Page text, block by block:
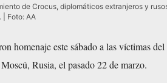
de Crocus, diplomáticos extranjeros y
| Foto: AA
homenaje este sábado a las víctimas del
Rusia, el pasado 22 de marzo.